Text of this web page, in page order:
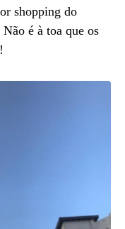
shopping do
é à toa que os